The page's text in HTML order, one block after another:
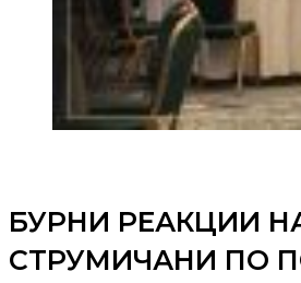
БУРНИ РЕАКЦИИ
СТРУМИЧАНИ ПО